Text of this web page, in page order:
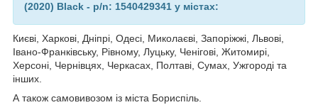
(2020) Black - p/n: 1540429341 у містах:
Києві, Харкові, Дніпрі, Одесі, Миколаєві, Запоріжжі, Львові,
Івано-Франківську, Рівному, Луцьку, Ченігові, Житомирі,
Херсоні, Чернівцях, Черкасах, Полтаві, Сумах, Ужгороді та
інших.
А також самовивозом із міста Бориспіль.